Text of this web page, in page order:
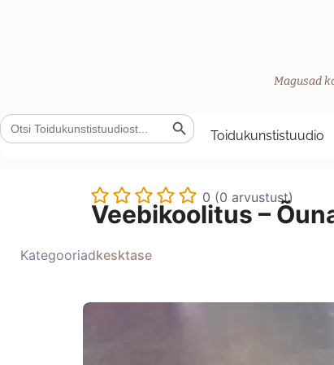
Magusad
Search
for:
Search Button
Toidukunstistuudio
0 (0 arvustust)
Veebikoolitus –
Kategooriadkesktase